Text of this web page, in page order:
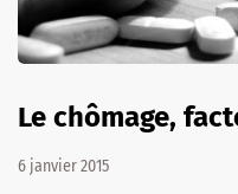
Le chômage,
6 janvier 2015